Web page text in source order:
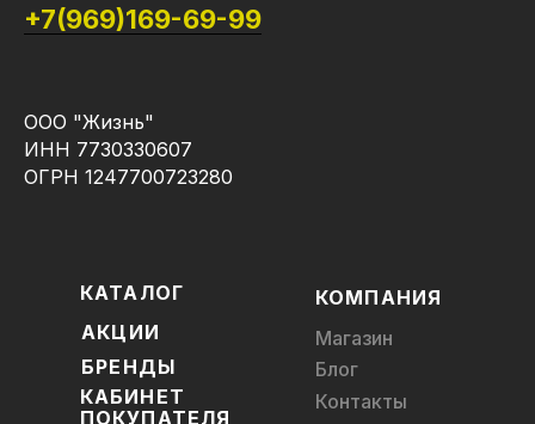
+7(969)169-69-99
ООО "Жизнь"
ИНН 7730330607
ОГРН 1247700723280
КАТАЛОГ
КАБИНЕТ
ПОКУПАТЕЛЯ
БРЕНДЫ
АКЦИИ
Магазин
Блог
Контакты
КОМПАНИЯ